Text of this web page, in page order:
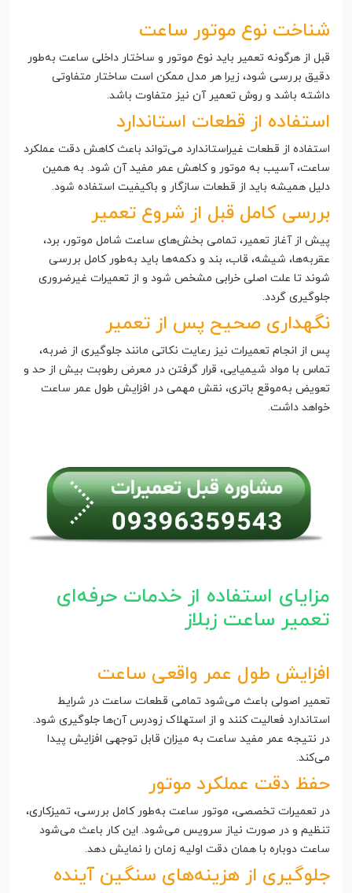
شناخت نوع موتور ساعت
قبل از هرگونه تعمیر باید نوع موتور و ساختار داخلی ساعت به‌طور
دقیق بررسی شود، زیرا هر مدل ممکن است ساختار متفاوتی
داشته باشد و روش تعمیر آن نیز متفاوت باشد.
استفاده از قطعات استاندارد
استفاده از قطعات غیراستاندارد می‌تواند باعث کاهش دقت عملکرد
ساعت، آسیب به موتور و کاهش عمر مفید آن شود. به همین
دلیل همیشه باید از قطعات سازگار و باکیفیت استفاده شود.
بررسی کامل قبل از شروع تعمیر
پیش از آغاز تعمیر، تمامی بخش‌های ساعت شامل موتور، برد،
عقربه‌ها، شیشه، قاب، بند و دکمه‌ها باید به‌طور کامل بررسی
شوند تا علت اصلی خرابی مشخص شود و از تعمیرات غیرضروری
جلوگیری گردد.
نگهداری صحیح پس از تعمیر
پس از انجام تعمیرات نیز رعایت نکاتی مانند جلوگیری از ضربه،
تماس با مواد شیمیایی، قرار گرفتن در معرض رطوبت بیش از حد و
تعویض به‌موقع باتری، نقش مهمی در افزایش طول عمر ساعت
خواهد داشت.
مزایای استفاده از خدمات حرفه‌ای
تعمیر ساعت زبلاز
افزایش طول عمر واقعی ساعت
تعمیر اصولی باعث می‌شود تمامی قطعات ساعت در شرایط
استاندارد فعالیت کنند و از استهلاک زودرس آن‌ها جلوگیری شود.
در نتیجه عمر مفید ساعت به میزان قابل توجهی افزایش پیدا
می‌کند.
حفظ دقت عملکرد موتور
در تعمیرات تخصصی، موتور ساعت به‌طور کامل بررسی، تمیزکاری،
تنظیم و در صورت نیاز سرویس می‌شود. این کار باعث می‌شود
ساعت دوباره با همان دقت اولیه زمان را نمایش دهد.
جلوگیری از هزینه‌های سنگین آینده